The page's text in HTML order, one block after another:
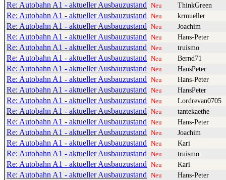
Re: Autobahn A1 - aktueller Ausbauzustand Neu ThinkGreen
Re: Autobahn A1 - aktueller Ausbauzustand Neu krmueller
Re: Autobahn A1 - aktueller Ausbauzustand Neu Joachim
Re: Autobahn A1 - aktueller Ausbauzustand Neu Hans-Peter
Re: Autobahn A1 - aktueller Ausbauzustand Neu truismo
Re: Autobahn A1 - aktueller Ausbauzustand Neu Bernd71
Re: Autobahn A1 - aktueller Ausbauzustand Neu HansPeter
Re: Autobahn A1 - aktueller Ausbauzustand Neu Hans-Peter
Re: Autobahn A1 - aktueller Ausbauzustand Neu HansPeter
Re: Autobahn A1 - aktueller Ausbauzustand Neu Lordrevan0705
Re: Autobahn A1 - aktueller Ausbauzustand Neu tantekaethe
Re: Autobahn A1 - aktueller Ausbauzustand Neu Hans-Peter
Re: Autobahn A1 - aktueller Ausbauzustand Neu Joachim
Re: Autobahn A1 - aktueller Ausbauzustand Neu Kari
Re: Autobahn A1 - aktueller Ausbauzustand Neu truismo
Re: Autobahn A1 - aktueller Ausbauzustand Neu Kari
Re: Autobahn A1 - aktueller Ausbauzustand Neu Hans-Peter